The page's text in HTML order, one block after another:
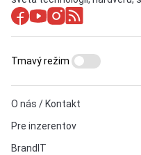
O nás / Kontakt
Pre inzerentov
BrandIT
Tmavý režim